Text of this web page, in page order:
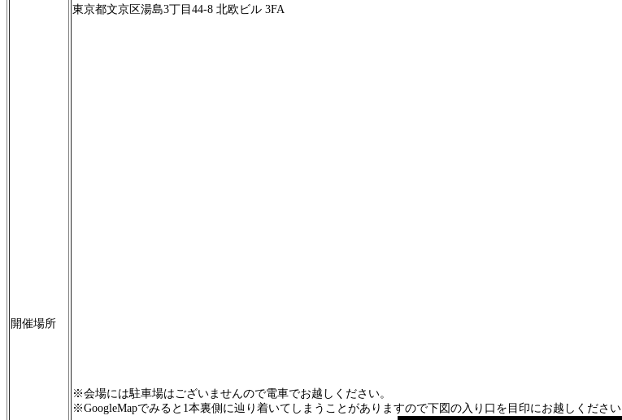
開催場所
東京都文京区湯島3丁目44-8 北欧ビル 3FA
※会場には駐車場はございませんので電車でお越しください。
※GoogleMapでみると1本裏側に辿り着いてしまうことがありますので下図の入り口を目印にお越しください